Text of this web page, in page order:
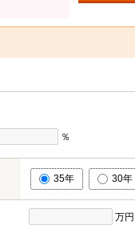
％
35年 30年
万円